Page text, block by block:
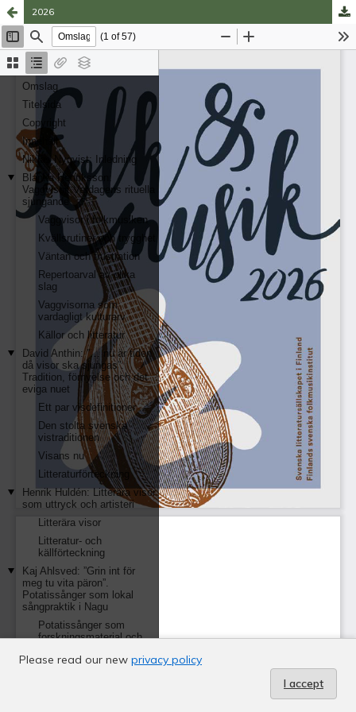
2026
Please read our new privacy policy
I accept
Tjänsten drivs av
Vetenskapliga samfundens